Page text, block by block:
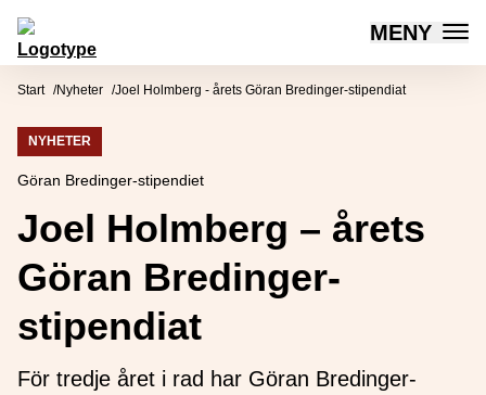
Hoppa till innehåll
Mötesplatsen Social Innovation MENY
Start Nyheter Joel Holmberg - årets Göran Bredinger-stipendiat
NYHETER
Göran Bredinger-stipendiet
Joel Holmberg – årets
Göran Bredinger-
stipendiat
För tredje året i rad har Göran Bredinger-